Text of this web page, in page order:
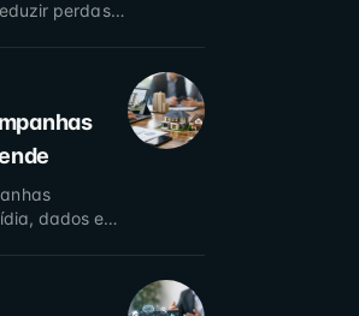
perdas
dados e